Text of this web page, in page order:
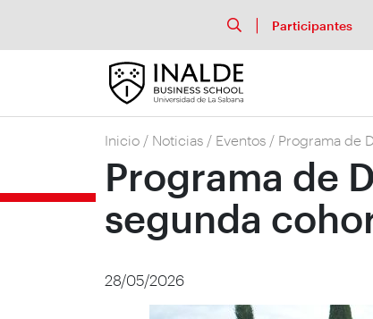
Participantes
Inicio / Noticias / Eventos / Programa de
Programa de
segunda
28/05/2026